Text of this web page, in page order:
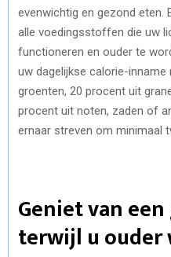
evenwichtig en gezond eten.
alle voedingsstoffen die uw
functioneren en ouder te
uw dagelijkse calorie-
groenten, 20 procent uit
procent uit noten, zaden of
ernaar streven om minimaal
Geniet van
terwijl u ouder